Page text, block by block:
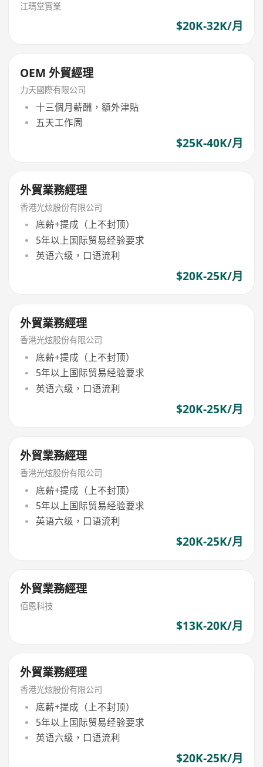
江瑪堂實業
$20K-32K/月
OEM 外貿經理
力天國際有限公司
十三個月薪酬，額外津貼
五天工作周
$25K-40K/月
外貿業務經理
香港光炫股份有限公司
底薪+提成（上不封顶）
5年以上国际贸易经验要求
英语六级，口语流利
$20K-25K/月
外貿業務經理
香港光炫股份有限公司
底薪+提成（上不封顶）
5年以上国际贸易经验要求
英语六级，口语流利
$20K-25K/月
外貿業務經理
香港光炫股份有限公司
底薪+提成（上不封顶）
5年以上国际贸易经验要求
英语六级，口语流利
$20K-25K/月
外貿業務經理
佰恩科技
$13K-20K/月
外貿業務經理
香港光炫股份有限公司
底薪+提成（上不封顶）
5年以上国际贸易经验要求
英语六级，口语流利
$20K-25K/月